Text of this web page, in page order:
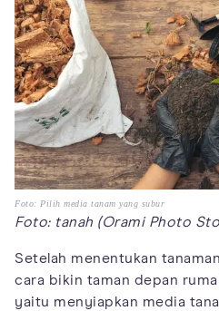
Foto: Pilih media tanam yang subur
Foto: tanah (Orami Photo
Setelah menentukan
cara bikin taman depan
yaitu menyiapkan media